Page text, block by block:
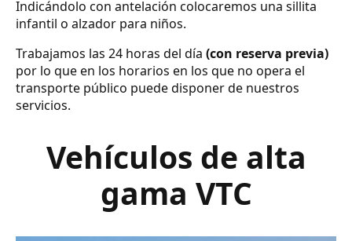
Indicándolo con antelación colocaremos una sillita
infantil o alzador para niños.
Trabajamos las 24 horas del día (con reserva previa)
por lo que en los horarios en los que no opera el
transporte público puede disponer de nuestros
servicios.
Vehículos de alta
gama VTC